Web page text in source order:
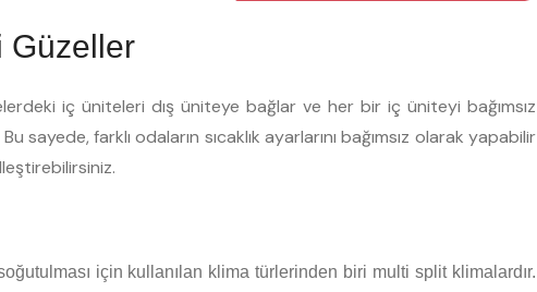
Güzeller
iç üniteleri dış üniteye bağlar ve her bir iç üniteyi bağımsız
sayede, farklı odaların sıcaklık ayarlarını bağımsız olarak yapabilir
soğutulması için kullanılan klima türlerinden biri multi split klimalardır.